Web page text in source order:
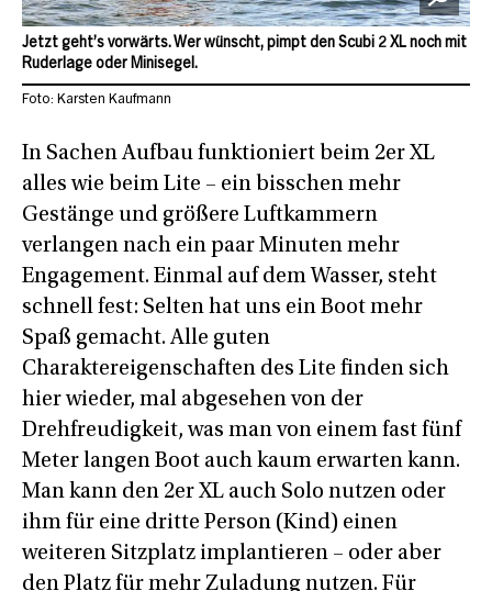
In Sachen Aufbau funktioniert beim 2er XL
alles wie beim Lite – ein bisschen mehr
Gestänge und größere Luftkammern
verlangen nach ein paar Minuten mehr
Engagement. Einmal auf dem Wasser, steht
schnell fest: Selten hat uns ein Boot mehr
Spaß gemacht. Alle guten
Charaktereigenschaften des Lite finden sich
hier wieder, mal abgesehen von der
Drehfreudigkeit, was man von einem fast fünf
Meter langen Boot auch kaum erwarten kann.
Man kann den 2er XL auch Solo nutzen oder
ihm für eine dritte Person (Kind) einen
weiteren Sitzplatz implantieren – oder aber
den Platz für mehr Zuladung nutzen. Für
Jetzt geht’s vorwärts. Wer wünscht, pimpt den Scubi 2 XL noch mit
Ruderlage oder Minisegel.
Foto: Karsten Kaufmann